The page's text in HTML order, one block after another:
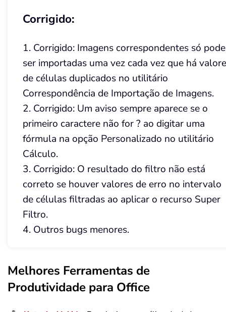
Corrigido:
1. Corrigido: Imagens correspondentes só
ser importadas uma vez cada vez que há
de células duplicados no utilitário
Correspondência de Importação de Imagens.
2. Corrigido: Um aviso sempre aparece se o
primeiro caractere não for ? ao digitar uma
fórmula na opção Personalizado no utilitário
Cálculo.
3. Corrigido: O resultado do filtro não está
correto se houver valores de erro no intervalo
de células filtradas ao aplicar o recurso Super
Filtro.
4. Outros bugs menores.
Melhores Ferramentas de
Produtividade para Office